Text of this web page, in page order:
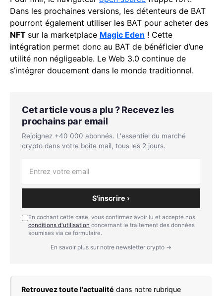
Dans les prochaines versions, les détenteurs de BAT
pourront également utiliser les BAT pour acheter des
NFT sur la marketplace Magic Eden ! Cette
intégration permet donc au BAT de bénéficier d’une
utilité non négligeable. Le Web 3.0 continue de
s’intégrer doucement dans le monde traditionnel.
Cet article vous a plu ? Recevez les
prochains par email
Rejoignez +40 000 abonnés. L'essentiel du marché
crypto dans votre boîte mail, tous les 2 jours.
S'inscrire ›
En cochant cette case, vous confirmez avoir lu et accepté nos
conditions d'utilisation concernant le traitement des données
soumises via ce formulaire.
En savoir plus sur notre newsletter crypto →
Retrouvez toute l'actualité dans notre rubrique